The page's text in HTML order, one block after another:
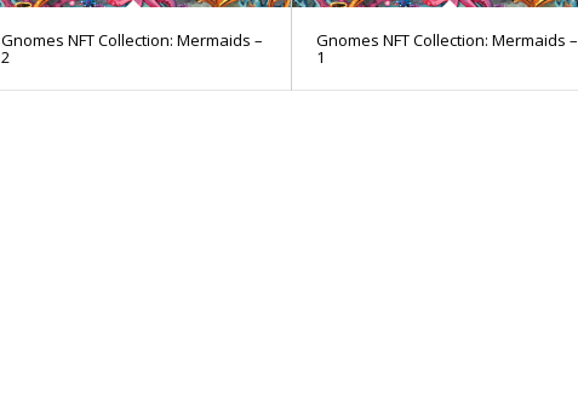
Gnomes NFT Collection: Mermaids –
2
Gnomes NFT Collection: Mermaids –
1